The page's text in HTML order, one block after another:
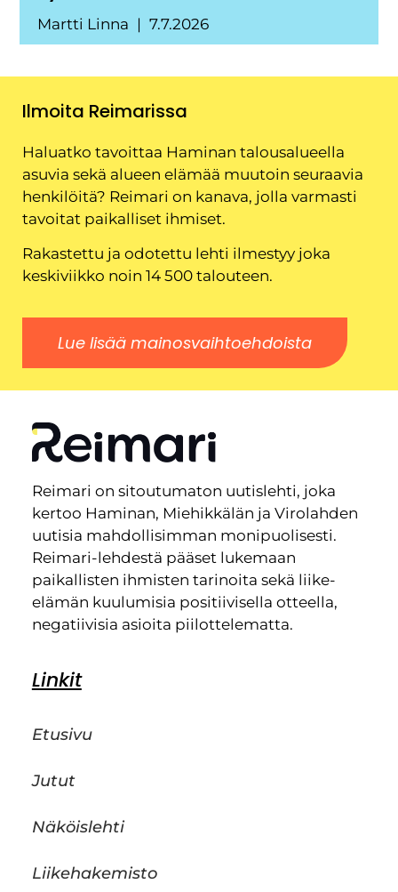
Martti Linna 7.7.2026
Ilmoita Reimarissa
Haluatko tavoittaa Haminan talousalueella
asuvia sekä alueen elämää muutoin seuraavia
henkilöitä? Reimari on kanava, jolla varmasti
tavoitat paikalliset ihmiset.
Rakastettu ja odotettu lehti ilmestyy joka
keskiviikko noin 14 500 talouteen.
Lue lisää mainosvaihtoehdoista
Reimari on sitoutumaton uutislehti, joka
kertoo Haminan, Miehikkälän ja Virolahden
uutisia mahdollisimman monipuolisesti.
Reimari-lehdestä pääset lukemaan
paikallisten ihmisten tarinoita sekä liike-
elämän kuulumisia positiivisella otteella,
negatiivisia asioita piilottelematta.
Linkit
Etusivu
Jutut
Näköislehti
Liikehakemisto